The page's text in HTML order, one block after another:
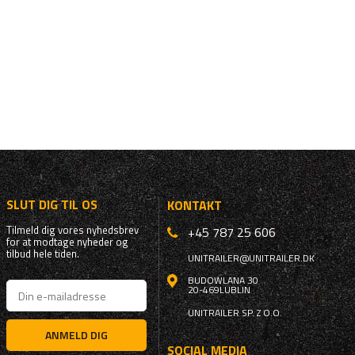
SLUT DIG TIL OS
Tilmeld dig vores nyhedsbrev
for at modtage nyheder og
tilbud hele tiden.
ANMELD DIG
KONTAKT
+45 787 25 606
UNITRAILER@UNITRAILER.DK
BUDOWLANA 30
20-469LUBLIN
UNITRAILER SP. Z O.O.
SOCIAL MEDIA